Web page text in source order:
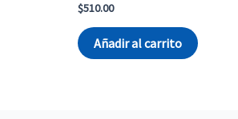
$510.00
Añadir al carrito